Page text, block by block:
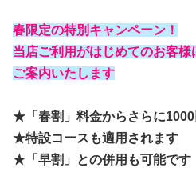
春限定の特別キャンペーン！
当店ご利用がはじめてのお客
ご案内いたします
★「春割」料金からさらに
★特設コースも適用されます
★「早割」との併用も可能です